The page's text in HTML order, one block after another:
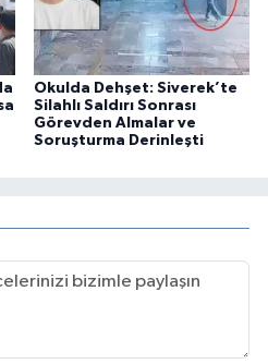
Okulda Dehşet: Siverek’te
Silahlı Saldırı Sonrası
Görevden Almalar ve
Soruşturma Derinleşti